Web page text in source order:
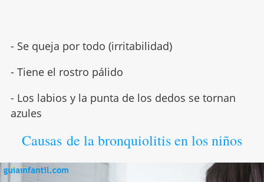
- Se queja por todo (irritabilidad)
- Tiene el rostro pálido
- Los labios y la punta de los dedos se tornan
azules
Causas de la bronquiolitis en los niños